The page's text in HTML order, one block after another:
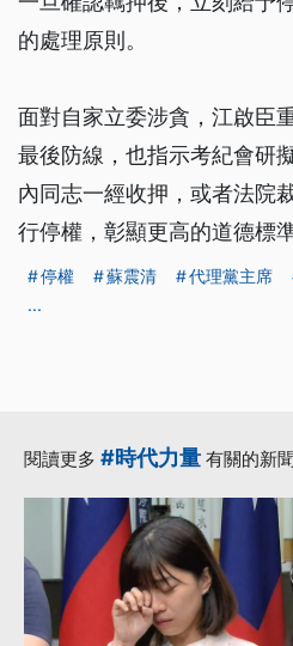
的處理原則。
面對自家立委涉貪，江啟臣
最後防線，也指示考紀會研
內同志一經收押，或者法院
行停權，彰顯更高的道德標準
停權 蘇震清 代理黨主席
...
閱讀更多 #時代力量 有關的新